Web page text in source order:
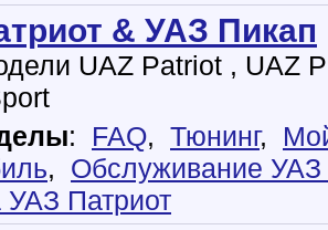
& УАЗ Пикап
UAZ Patriot , UAZ
: FAQ, Тюнинг,
,
Обслуживание УАЗ
УАЗ Патриот